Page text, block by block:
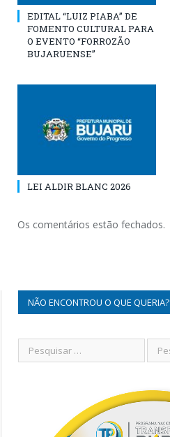
EDITAL “LUIZ PIABA” DE
FOMENTO CULTURAL PARA
O EVENTO “FORROZÃO
BUJARUENSE”
LEI ALDIR BLANC 2026
Os comentários estão fechados.
NÃO ENCONTROU O QUE QUERIA?